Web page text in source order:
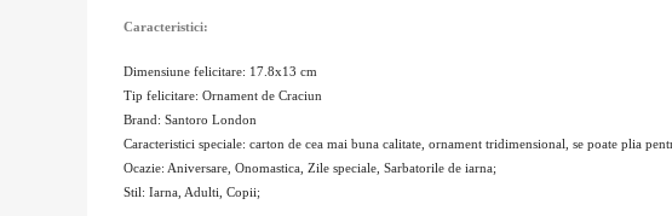
Caracteristici:
Dimensiune felicitare: 17.8x13 cm
Tip felicitare: Ornament de Craciun
Brand: Santoro London
Caracteristici speciale: carton de cea mai buna calitate, ornament tridimensional, se poate plia
Ocazie: Aniversare, Onomastica, Zile speciale, Sarbatorile de iarna;
Stil: Iarna, Adulti, Copii;